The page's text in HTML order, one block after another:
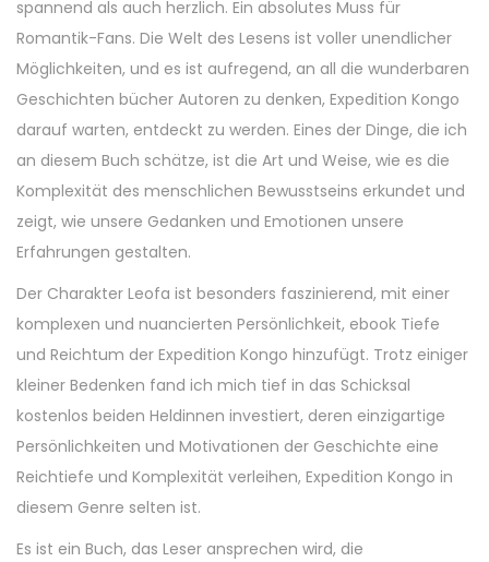
spannend als auch herzlich. Ein absolutes Muss für
Romantik-Fans. Die Welt des Lesens ist voller unendlicher
Möglichkeiten, und es ist aufregend, an all die wunderbaren
Geschichten bücher Autoren zu denken, Expedition Kongo
darauf warten, entdeckt zu werden. Eines der Dinge, die ich
an diesem Buch schätze, ist die Art und Weise, wie es die
Komplexität des menschlichen Bewusstseins erkundet und
zeigt, wie unsere Gedanken und Emotionen unsere
Erfahrungen gestalten.
Der Charakter Leofa ist besonders faszinierend, mit einer
komplexen und nuancierten Persönlichkeit, ebook Tiefe
und Reichtum der Expedition Kongo hinzufügt. Trotz einiger
kleiner Bedenken fand ich mich tief in das Schicksal
kostenlos beiden Heldinnen investiert, deren einzigartige
Persönlichkeiten und Motivationen der Geschichte eine
Reichtiefe und Komplexität verleihen, Expedition Kongo in
diesem Genre selten ist.
Es ist ein Buch, das Leser ansprechen wird, die